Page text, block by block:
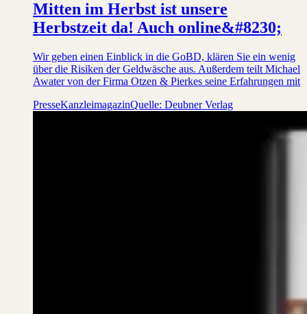
Mitten im Herbst ist unsere
Herbstzeit da! Auch online&#8230;
Wir geben einen Einblick in die GoBD, klären Sie ein wenig
über die Risiken der Geldwäsche aus. Außerdem teilt Michael
Awater von der Firma Otzen & Pierkes seine Erfahrungen mit
PresseKanzleimagazinQuelle: Deubner Verlag